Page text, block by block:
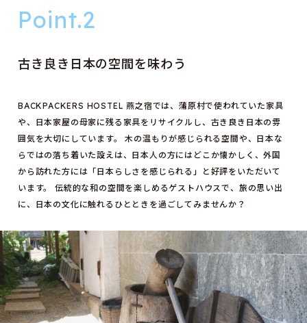
古き良き日本の空間を味わう
BACKPACKERS HOSTEL 燕之宿では、蒲原村で使われていた家具
や、日本家屋の母家に残る家具をリサイクルし、古き良き日本の雰
囲気を大切にしています。 木の温もりが感じられる空間や、日本な
らではの落ち着いた設えは、日本人の方にはどこか懐かしく、外国
から訪れた方には「日本らしさを感じられる」と好評をいただいて
います。 伝統的な和の空間を楽しめるゲストハウスで、旅の思い出
に、日本の文化に触れるひとときを過ごしてみませんか？